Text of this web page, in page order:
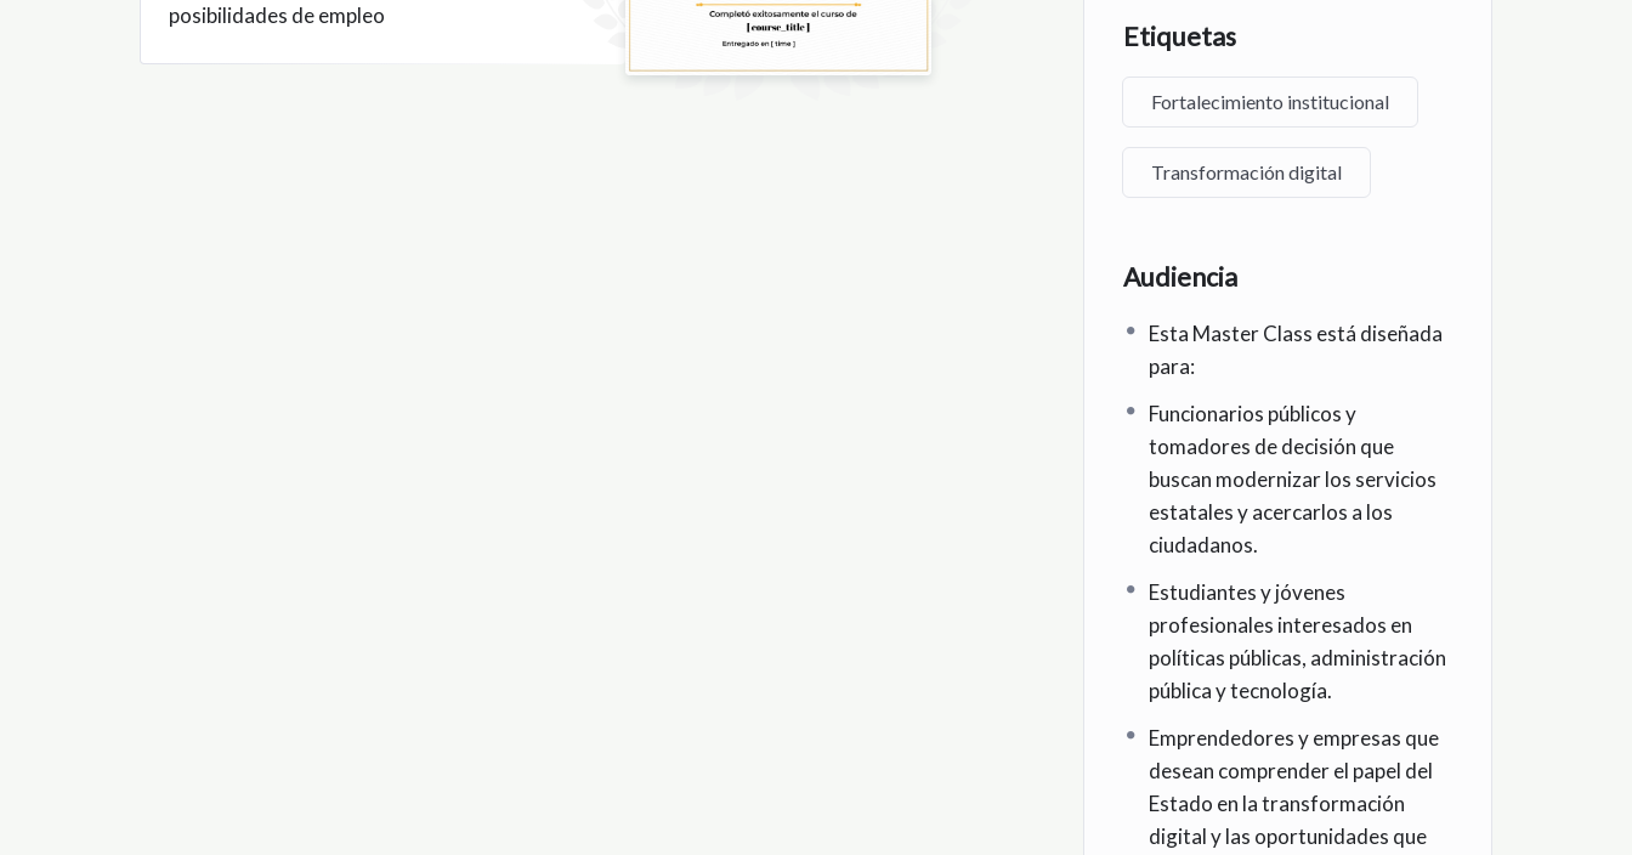
posibilidades de empleo
Etiquetas
Fortalecimiento institucional
Transformación digital
Audiencia
Esta Master Class está diseñada
para:
Funcionarios públicos y
tomadores de decisión que
buscan modernizar los servicios
estatales y acercarlos a los
ciudadanos.
Estudiantes y jóvenes
profesionales interesados en
políticas públicas, administración
pública y tecnología.
Emprendedores y empresas que
desean comprender el papel del
Estado en la transformación
digital y las oportunidades que